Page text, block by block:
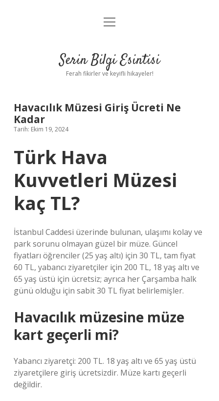
Anasayfa
Yasal Uyarı
menüyü
Serin Bilgi Esintisi
Ferah fikirler ve keyifli hikayeler!
Havacılık Müzesi Giriş Ücreti Ne
Kadar
Tarih: Ekim 19, 2024
Türk Hava
Kuvvetleri Müzesi
kaç TL?
İstanbul Caddesi üzerinde bulunan, ulaşımı kolay ve
park sorunu olmayan güzel bir müze. Güncel
fiyatları öğrenciler (25 yaş altı) için 30 TL, tam fiyat
60 TL, yabancı ziyaretçiler için 200 TL, 18 yaş altı ve
65 yaş üstü için ücretsiz; ayrıca her Çarşamba halk
günü olduğu için sabit 30 TL fiyat belirlemişler.
Havacılık müzesine müze
kart geçerli mi?
Yabancı ziyaretçi: 200 TL. 18 yaş altı ve 65 yaş üstü
ziyaretçilere giriş ücretsizdir. Müze kartı geçerli
değildir.